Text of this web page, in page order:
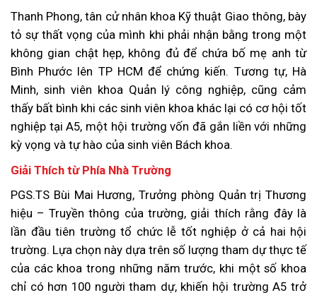
Thanh Phong, tân cử nhân khoa Kỹ thuật Giao thông, bày
tỏ sự thất vọng của mình khi phải nhận bằng trong một
không gian chật hẹp, không đủ để chứa bố mẹ anh từ
Bình Phước lên TP HCM để chứng kiến. Tương tự, Hà
Minh, sinh viên khoa Quản lý công nghiệp, cũng cảm
thấy bất bình khi các sinh viên khoa khác lại có cơ hội tốt
nghiệp tại A5, một hội trường vốn đã gắn liền với những
kỳ vọng và tự hào của sinh viên Bách khoa.
Giải Thích từ Phía Nhà Trường
PGS.TS Bùi Mai Hương, Trưởng phòng Quản trị Thương
hiệu – Truyền thông của trường, giải thích rằng đây là
lần đầu tiên trường tổ chức lễ tốt nghiệp ở cả hai hội
trường. Lựa chọn này dựa trên số lượng tham dự thực tế
của các khoa trong những năm trước, khi một số khoa
chỉ có hơn 100 người tham dự, khiến hội trường A5 trở